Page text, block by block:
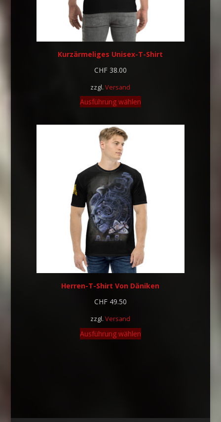
Kurzärmeliges Unisex-T-Shirt
CHF38.00
zzgl.Versand
Ausführung wählen
Herren-T-Shirt Von Däniken
CHF49.50
zzgl.Versand
Ausführung wählen